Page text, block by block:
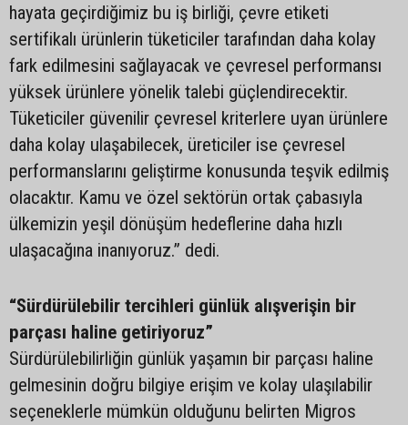
hayata geçirdiğimiz bu iş birliği, çevre etiketi
sertifikalı ürünlerin tüketiciler tarafından daha kolay
fark edilmesini sağlayacak ve çevresel performansı
yüksek ürünlere yönelik talebi güçlendirecektir.
Tüketiciler güvenilir çevresel kriterlere uyan ürünlere
daha kolay ulaşabilecek, üreticiler ise çevresel
performanslarını geliştirme konusunda teşvik edilmiş
olacaktır. Kamu ve özel sektörün ortak çabasıyla
ülkemizin yeşil dönüşüm hedeflerine daha hızlı
ulaşacağına inanıyoruz.” dedi.
“Sürdürülebilir tercihleri günlük alışverişin bir
parçası haline getiriyoruz”
Sürdürülebilirliğin günlük yaşamın bir parçası haline
gelmesinin doğru bilgiye erişim ve kolay ulaşılabilir
seçeneklerle mümkün olduğunu belirten Migros